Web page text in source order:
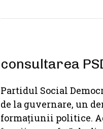
consultarea
Partidul Social
de la guvernare, un
formațiunii politice.